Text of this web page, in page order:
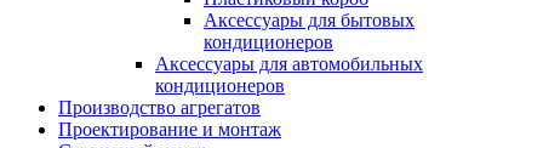
Аксессуары для бытовых
кондиционеров
Аксессуары для автомобильных
кондиционеров
Производство агрегатов
Проектирование и монтаж